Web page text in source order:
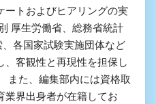
ートおよびヒアリングの実
厚生労働省、総務省統計
各国家試験実施団体など
、客観性と再現性を担保し
また、編集部内には資格取
業界出身者が在籍してお